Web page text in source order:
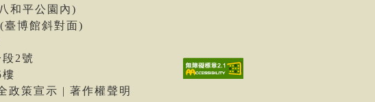
和平公園內)
博館斜對面)
2號
政策宣示 | 著作權聲明